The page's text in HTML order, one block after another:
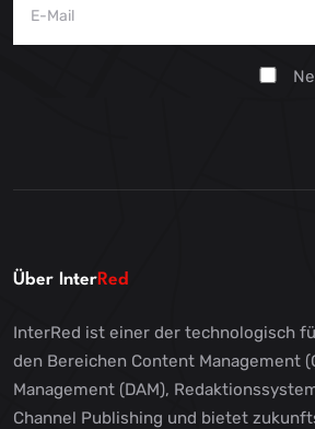
Über InterRed
InterRed ist einer der technologisch
den Bereichen Content Management
Management (DAM),
Channel Publishing und bietet